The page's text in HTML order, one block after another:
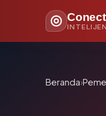
Beranda›